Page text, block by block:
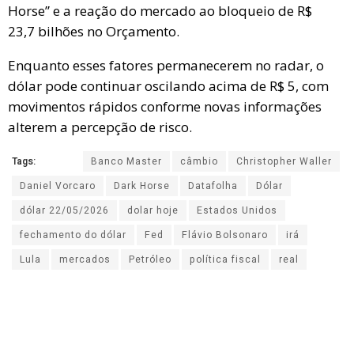
Horse” e a reação do mercado ao bloqueio de R$
23,7 bilhões no Orçamento.
Enquanto esses fatores permanecerem no radar, o
dólar pode continuar oscilando acima de R$ 5, com
movimentos rápidos conforme novas informações
alterem a percepção de risco.
Tags: Banco Master câmbio
Christopher Waller
Daniel Vorcaro
Dark Horse Datafolha
Dólar
dólar 22/05/2026
dolar hoje
Estados Unidos
fechamento do dólar
Fed Flávio Bolsonaro
irá
Lula
mercados Petróleo política fiscal real